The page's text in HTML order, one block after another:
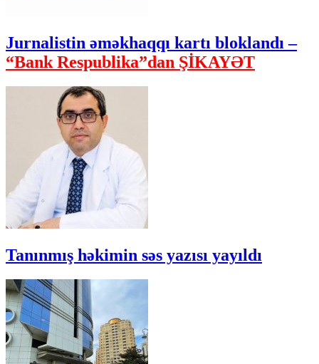
Jurnalistin əməkhaqqı kartı bloklandı –
“Bank Respublika”dan ŞİKAYƏT
Tanınmış həkimin səs yazısı yayıldı